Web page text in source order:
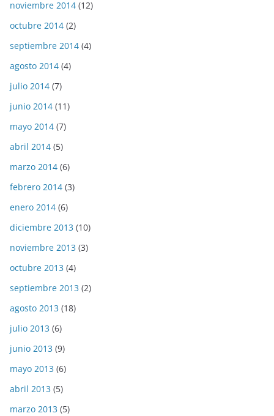
noviembre 2014 (12)
octubre 2014 (2)
septiembre 2014 (4)
agosto 2014 (4)
julio 2014 (7)
junio 2014 (11)
mayo 2014 (7)
abril 2014 (5)
marzo 2014 (6)
febrero 2014 (3)
enero 2014 (6)
diciembre 2013 (10)
noviembre 2013 (3)
octubre 2013 (4)
septiembre 2013 (2)
agosto 2013 (18)
julio 2013 (6)
junio 2013 (9)
mayo 2013 (6)
abril 2013 (5)
marzo 2013 (5)